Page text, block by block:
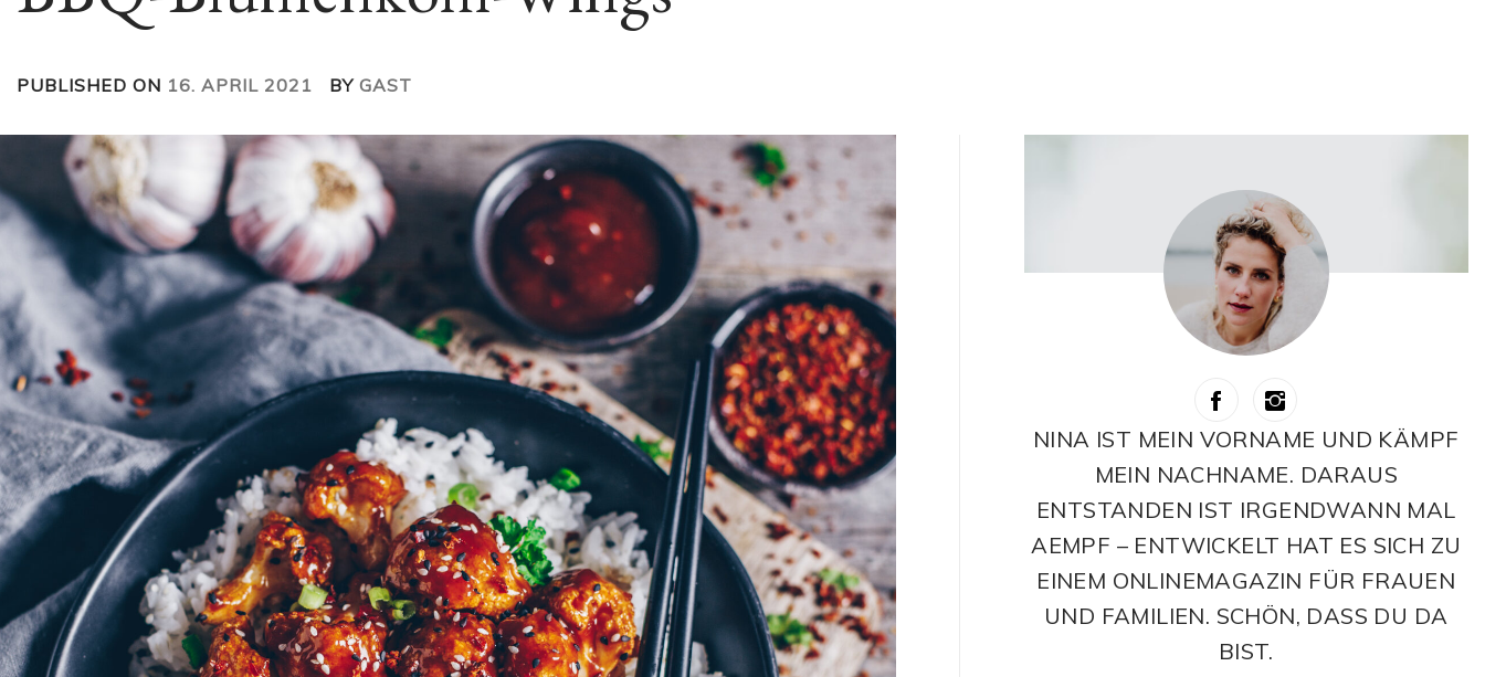
PUBLISHED ON 16. APRIL 2021 BY GAST
NINA IST MEIN VORNAME UND KÄMPF
MEIN NACHNAME. DARAUS
ENTSTANDEN IST IRGENDWANN MAL
AEMPF – ENTWICKELT HAT ES SICH ZU
EINEM ONLINEMAGAZIN FÜR FRAUEN
UND FAMILIEN. SCHÖN, DASS DU DA
BIST.